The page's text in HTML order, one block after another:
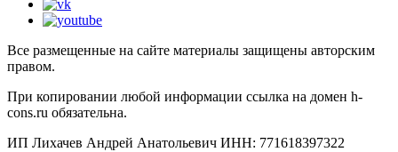
Все размещенные на сайте материалы защищены авторским
правом.
При копировании любой информации ссылка на домен h-
cons.ru обязательна.
ИП Лихачев Андрей Анатольевич ИНН: 771618397322